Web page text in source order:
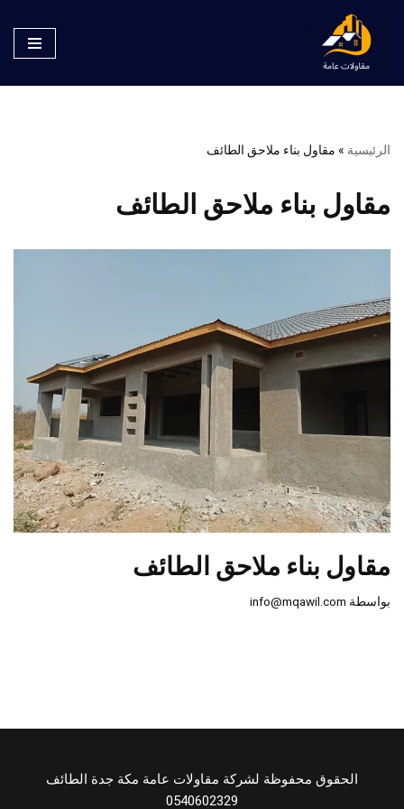
تخطى
الرئيسية » مقاول بناء ملاحق الطائف
مقاول بناء ملاحق الطائف
مقاول بناء ملاحق الطائف
بواسطة info@mqawil.com
الحقوق محفوظة لشركة مقاولات عامة مكة جدة الطائف
0540602329